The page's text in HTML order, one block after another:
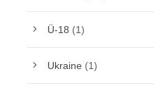
Ü-18 (1)
Ukraine (1)